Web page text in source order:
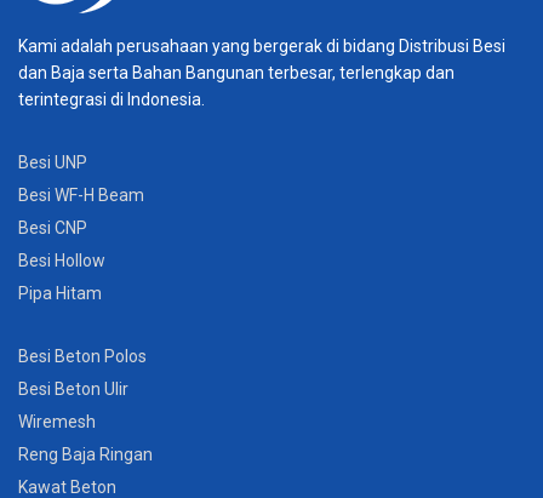
Kami adalah perusahaan yang bergerak di bidang Distribusi Besi
dan Baja serta Bahan Bangunan terbesar, terlengkap dan
terintegrasi di Indonesia.
Besi UNP
Besi WF-H Beam
Besi CNP
Besi Hollow
Pipa Hitam
Besi Beton Polos
Besi Beton Ulir
Wiremesh
Reng Baja Ringan
Kawat Beton